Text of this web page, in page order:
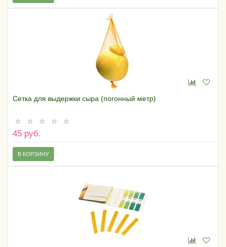
Сетка для выдержки сыра (погонный метр)
45 руб.
В КОРЗИНУ